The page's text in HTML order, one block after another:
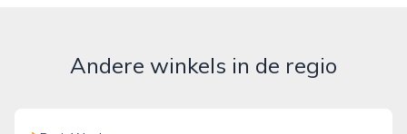
Andere winkels in de regio